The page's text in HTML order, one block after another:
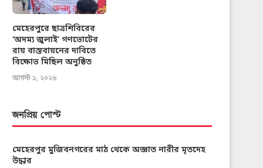
মেহেরপুরে ছাত্রশিবিরের
‘অদম্য জুলাই’ গণভোটের
রায় বাস্তবায়নের দাবিতে
বিক্ষোভ মিছিল অনুষ্ঠিত
আগস্ট ১, ২০২৬
জনপ্রিয় পোস্ট
মেহেরপুর মুজিবনগরের মাঠ থেকে অজ্ঞাত নারীর মৃতদেহ
উদ্ধার